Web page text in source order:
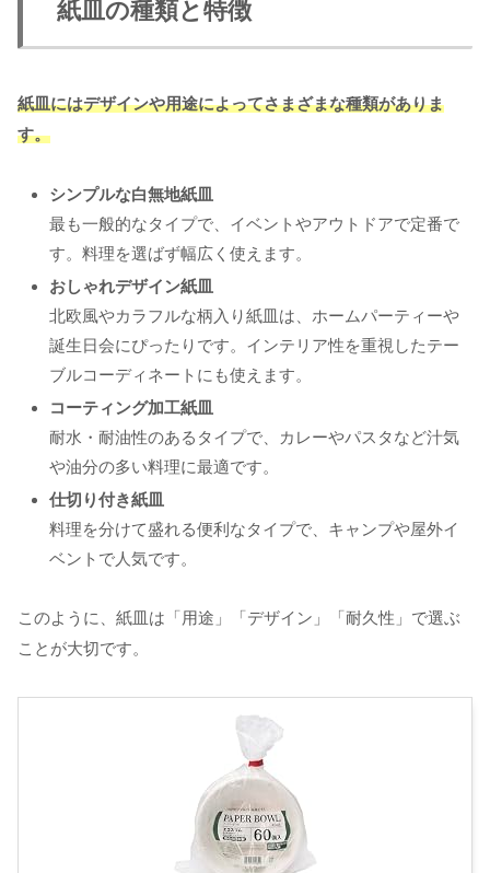
紙皿の種類と特徴
紙皿にはデザインや用途によってさまざまな種類がありま
す。
シンプルな白無地紙皿
最も一般的なタイプで、イベントやアウトドアで定番で
す。料理を選ばず幅広く使えます。
おしゃれデザイン紙皿
北欧風やカラフルな柄入り紙皿は、ホームパーティーや
誕生日会にぴったりです。インテリア性を重視したテー
ブルコーディネートにも使えます。
コーティング加工紙皿
耐水・耐油性のあるタイプで、カレーやパスタなど汁気
や油分の多い料理に最適です。
仕切り付き紙皿
料理を分けて盛れる便利なタイプで、キャンプや屋外イ
ベントで人気です。
このように、紙皿は「用途」「デザイン」「耐久性」で選ぶ
ことが大切です。